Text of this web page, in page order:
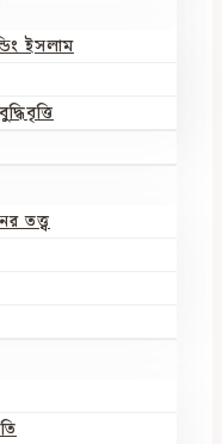
ইসলাম
তত্ত্ব